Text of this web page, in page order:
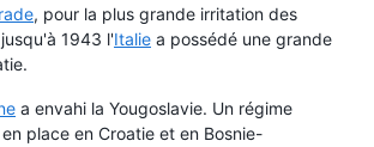
, pour la plus grande irritation des
1943 l'Italie a possédé une grande
a envahi la Yougoslavie. Un régime
place en Croatie et en Bosnie-